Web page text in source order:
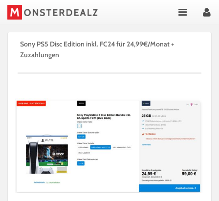
Sony PS5 Disc Edition inkl. FC24 für 24,99€/Monat +
Zuzahlungen